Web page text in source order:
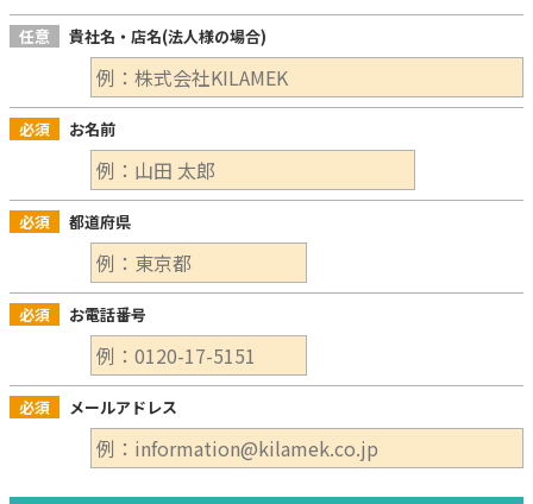
任意 貴社名・店名(法人様の場合)
必須 お名前
必須 都道府県
必須 お電話番号
必須 メールアドレス